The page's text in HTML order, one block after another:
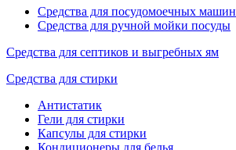
Средства для посудомоечных машин
Средства для ручной мойки посуды
Средства для септиков и выгребных ям
Средства для стирки
Антистатик
Гели для стирки
Капсулы для стирки
Кондиционеры для белья